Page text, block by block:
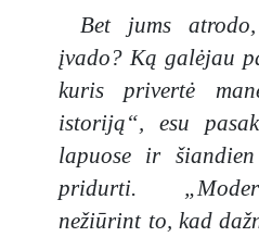
Tvartas,
gimė
Jėzus,
aprašomas
ne kaip
idiliška
prakartėlė,
o kaip
Bet jums
įvado? Ką galėjau
kuris privertė
istoriją“, esu
lapuose ir
pridurti.
nežiūrint to, kad